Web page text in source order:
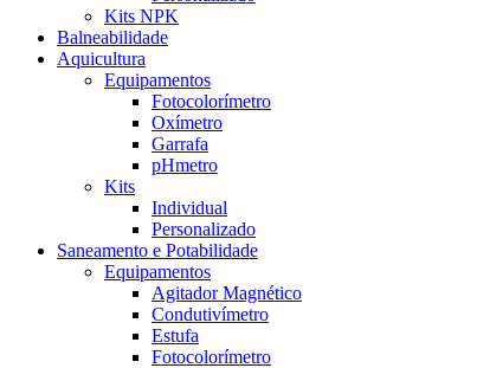
Kits NPK
Balneabilidade
Aquicultura
Equipamentos
Fotocolorímetro
Oxímetro
Garrafa
pHmetro
Kits
Individual
Personalizado
Saneamento e Potabilidade
Equipamentos
Agitador Magnético
Condutivímetro
Estufa
Fotocolorímetro